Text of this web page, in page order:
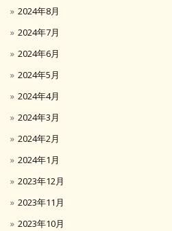
2024年8月
2024年7月
2024年6月
2024年5月
2024年4月
2024年3月
2024年2月
2024年1月
2023年12月
2023年11月
2023年10月